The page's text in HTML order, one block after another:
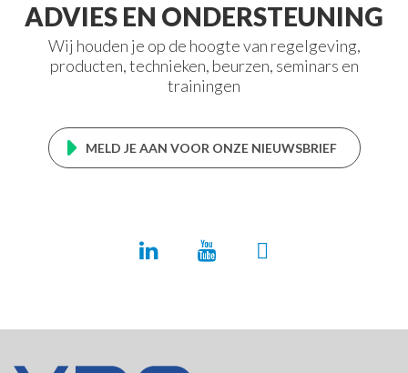
ADVIES EN ONDERSTEUNING
Wij houden je op de hoogte van regelgeving,
producten, technieken, beurzen, seminars en
trainingen
MELD JE AAN VOOR ONZE NIEUWSBRIEF